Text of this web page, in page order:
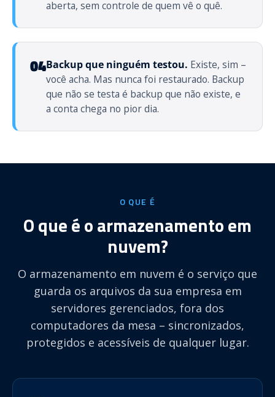
aberta, sem controle de quem vê o quê.
04Backup que ninguém testou. Existe, sim –
você acha. Mas nunca foi restaurado. Backup
que não se testa é backup que não existe, e
a conta chega no pior dia.
O QUE É
O que é o armazenamento em
nuvem?
O armazenamento em nuvem é o serviço que
guarda os arquivos da sua empresa em
servidores gerenciados, fora dos
computadores da mesa – sincronizados,
protegidos e acessíveis de qualquer lugar.